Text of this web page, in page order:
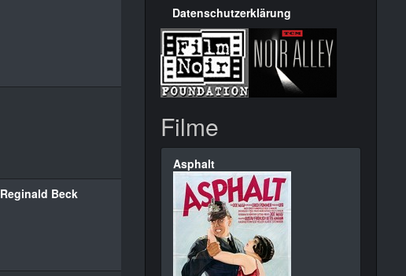
Reginald Beck
Datenschutzerklärung
Filme
Asphalt